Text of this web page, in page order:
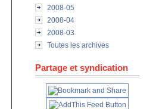
2008-05
2008-04
2008-03
Toutes les archives
Partage et syndication